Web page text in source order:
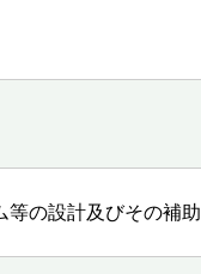
等の設計及びその補助